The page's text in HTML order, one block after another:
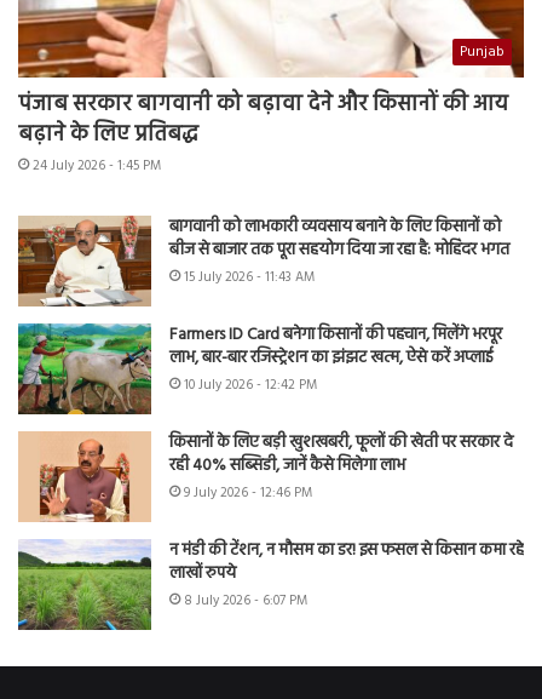
Punjab
पंजाब सरकार बागवानी को बढ़ावा देने और किसानों की आय
बढ़ाने के लिए प्रतिबद्ध
24 July 2026 - 1:45 PM
बागवानी को लाभकारी व्यवसाय बनाने के लिए किसानों को
बीज से बाजार तक पूरा सहयोग दिया जा रहा है: मोहिंदर भगत
15 July 2026 - 11:43 AM
Farmers ID Card बनेगा किसानों की पहचान, मिलेंगे भरपूर
लाभ, बार-बार रजिस्ट्रेशन का झंझट खत्म, ऐसे करें अप्लाई
10 July 2026 - 12:42 PM
किसानों के लिए बड़ी खुशखबरी, फूलों की खेती पर सरकार दे
रही 40% सब्सिडी, जानें कैसे मिलेगा लाभ
9 July 2026 - 12:46 PM
न मंडी की टेंशन, न मौसम का डर! इस फसल से किसान कमा रहे
लाखों रुपये
8 July 2026 - 6:07 PM